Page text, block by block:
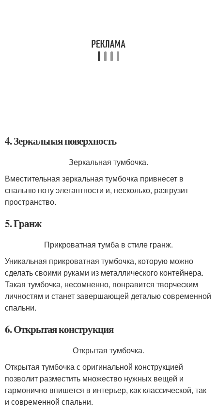
4. Зеркальная поверхность
Зеркальная тумбочка.
Вместительная зеркальная тумбочка привнесет в
спальню ноту элегантности и, несколько, разгрузит
пространство.
5. Гранж
Прикроватная тумба в стиле гранж.
Уникальная прикроватная тумбочка, которую можно
сделать своими руками из металлического контейнера.
Такая тумбочка, несомненно, понравится творческим
личностям и станет завершающей деталью современной
спальни.
6. Открытая конструкция
Открытая тумбочка.
Открытая тумбочка с оригинальной конструкцией
позволит разместить множество нужных вещей и
гармонично впишется в интерьер, как классической, так
и современной спальни.